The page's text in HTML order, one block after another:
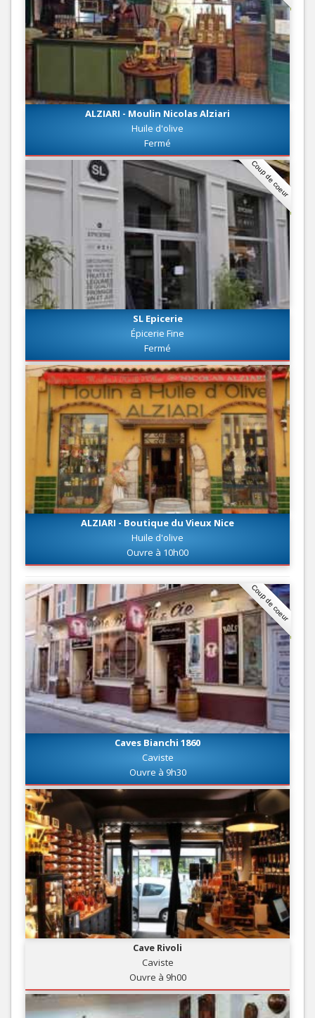
ALZIARI - Moulin Nicolas Alziari
Huile d'olive
Fermé
Coup de coeur
SL Epicerie
Épicerie Fine
Fermé
ALZIARI - Boutique du Vieux Nice
Huile d'olive
Ouvre à 10h00
Coup de coeur
Caves Bianchi 1860
Caviste
Ouvre à 9h30
Cave Rivoli
Caviste
Ouvre à 9h00